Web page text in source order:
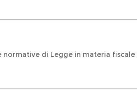
di Legge in materia fiscale